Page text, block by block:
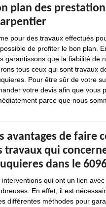
plan des
pour des travaux effectués
de profiter le bon plan.
garantissons que la fiabilité de
tous ceux qui sont travaux
Pour être sûr de votre
votre devis afin que vous
parce que nous
avantages de faire
travaux qui
dans le
interventions qui ont un lien
En effet, il est
différentes méthodes pour